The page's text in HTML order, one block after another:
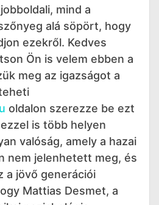
mind a
alá söpört, hogy
ezekről. Kedves
Ön is velem ebben a
meg az igazságot a
oldalon szerezze be ezt
is több helyen
valóság, amely a hazai
nem jelenhetett meg, és
a jövő generációi
Mattias Desmet, a